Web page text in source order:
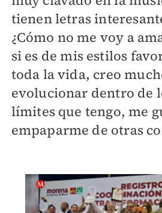
tienen letras
¿Cómo no me voy a
si es de mis estilos
toda la vida, creo
evolucionar dentro de
límites que tengo, me
empaparme de otras